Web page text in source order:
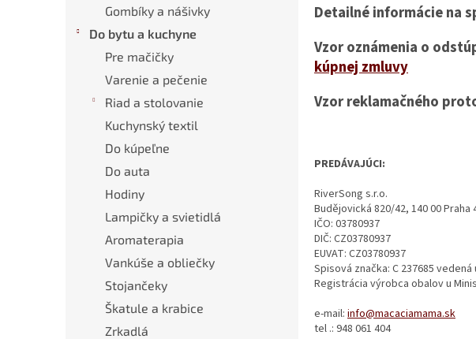
Gombíky a nášivky
Do bytu a kuchyne
Pre mačičky
Varenie a pečenie
Riad a stolovanie
Kuchynský textil
Do kúpeľne
Do auta
Hodiny
Lampičky a svietidlá
Aromaterapia
Vankúše a obliečky
Stojančeky
Škatule a krabice
Zrkadlá
Detailné informácie na
Vzor oznámenia o
kúpnej zmluvy
Vzor reklamačného
PREDÁVAJÚCI:
RiverSong s.r.o.
Budějovická 820/42, 140 00 Praha
IČO: 03780937
DIČ: CZ03780937
EUVAT: CZ03780937
Spisová značka: C 237685
Registrácia výrobca obalov u
e-mail: info@macaciamama.sk
tel .: 948 061 404